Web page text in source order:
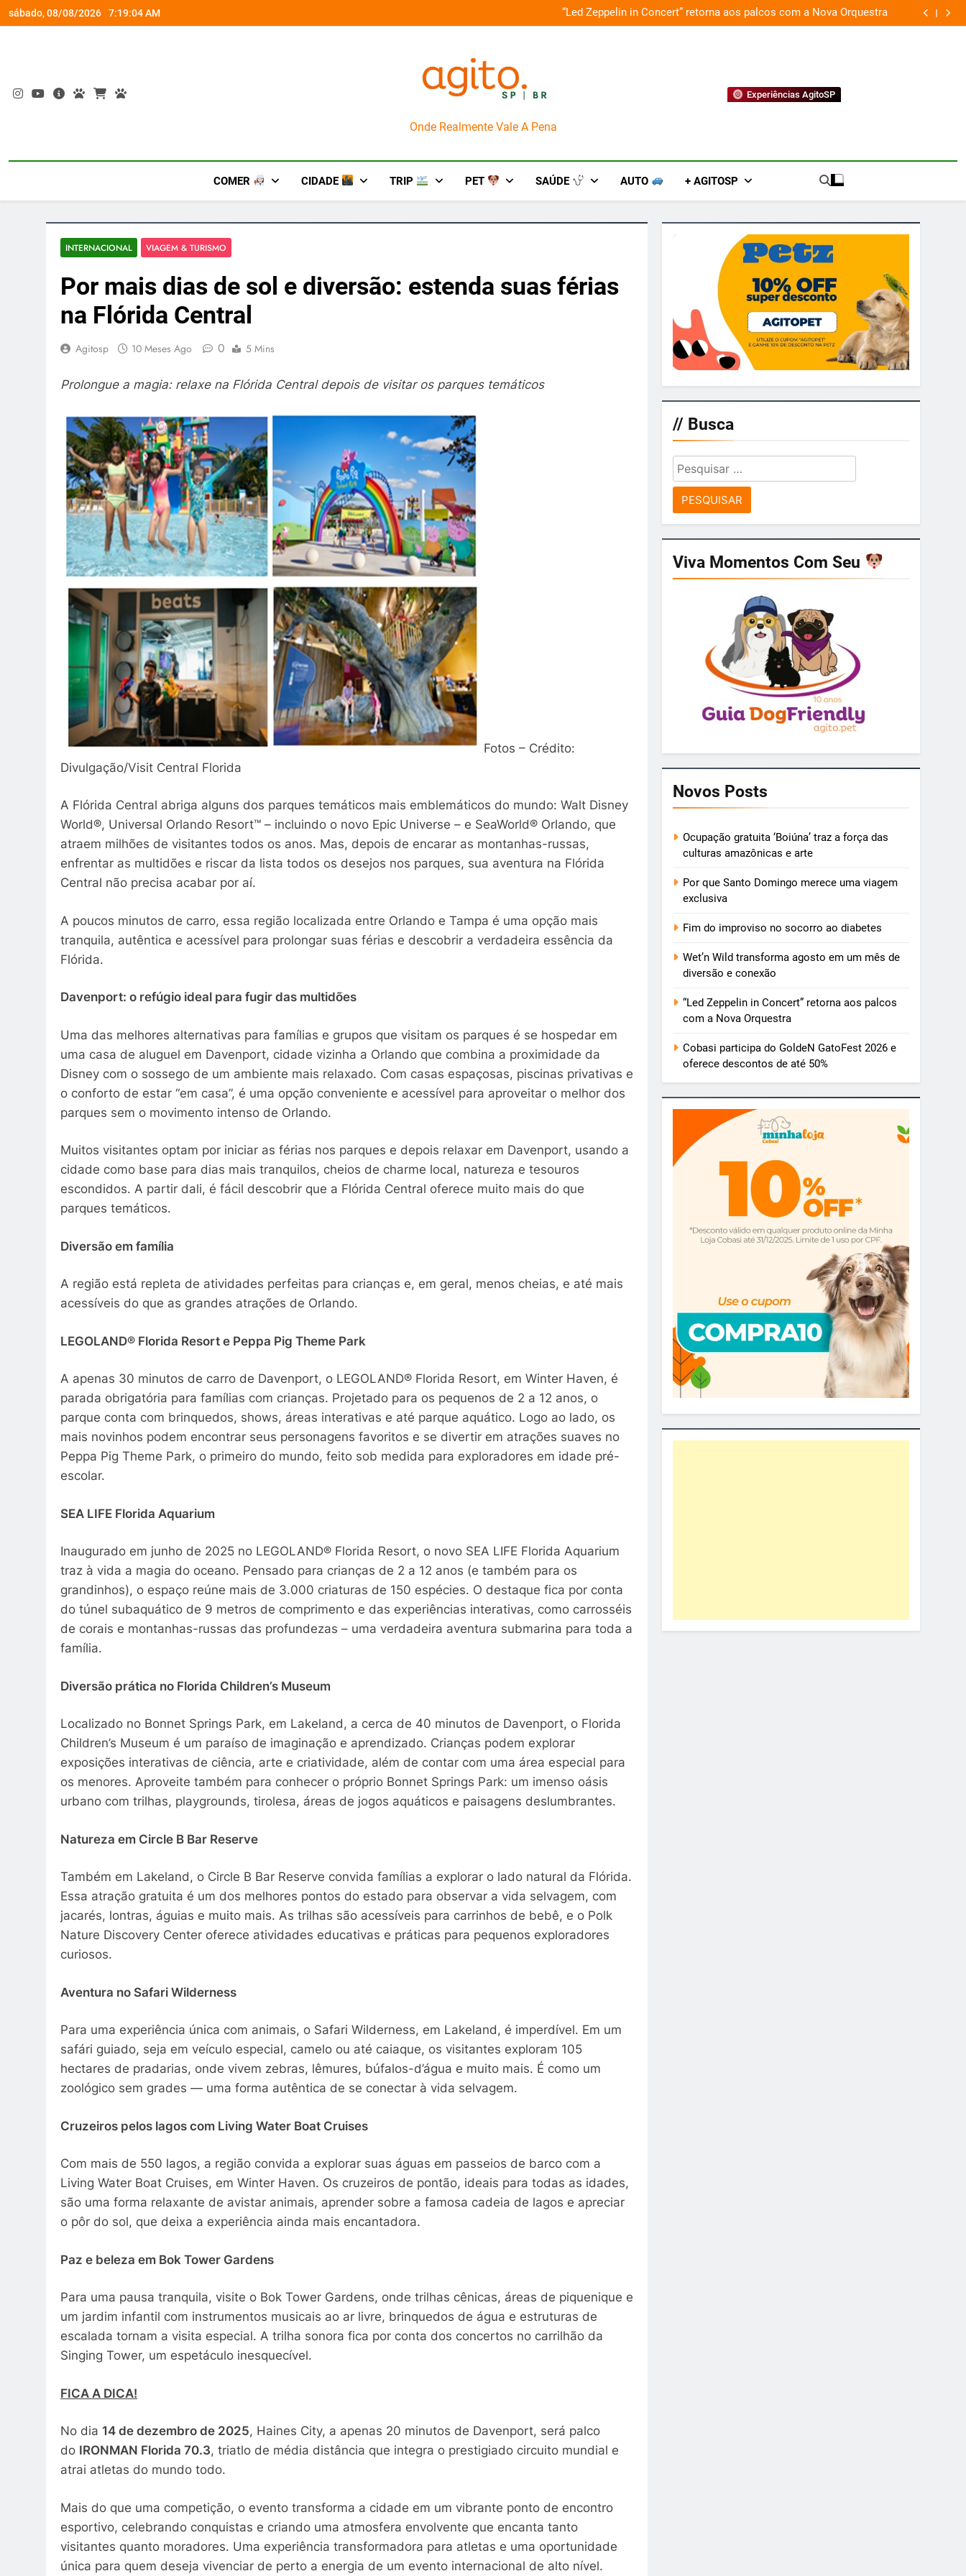
Skip
to
sábado, 08/08/2026 7:19:05 AM
ao diabetes “Led Zeppelin in Concert” retorna aos palcos com a Nova Orquestra Cobasi
AgitoSP
Onde Realmente Vale A Pena
Experiências AgitoSP
COMER CIDADE TRIP PET SAÚDE AUTO + AGITOSP
INTERNACIONAL VIAGEM & TURISMO
Por mais dias de sol e diversão: estenda suas férias
na Flórida Central
Agitosp 10 Meses Ago 0 5 Mins
Prolongue a magia: relaxe na Flórida Central depois de visitar os parques temáticos
Fotos – Crédito:
Divulgação/Visit Central Florida
A Flórida Central abriga alguns dos parques temáticos mais emblemáticos do mundo: Walt Disney
World®, Universal Orlando Resort™ – incluindo o novo Epic Universe – e SeaWorld® Orlando, que
atraem milhões de visitantes todos os anos. Mas, depois de encarar as montanhas-russas,
enfrentar as multidões e riscar da lista todos os desejos nos parques, sua aventura na Flórida
Central não precisa acabar por aí.
A poucos minutos de carro, essa região localizada entre Orlando e Tampa é uma opção mais
tranquila, autêntica e acessível para prolongar suas férias e descobrir a verdadeira essência da
Flórida.
Davenport: o refúgio ideal para fugir das multidões
Uma das melhores alternativas para famílias e grupos que visitam os parques é se hospedar em
uma casa de aluguel em Davenport, cidade vizinha a Orlando que combina a proximidade da
Disney com o sossego de um ambiente mais relaxado. Com casas espaçosas, piscinas privativas e
o conforto de estar “em casa”, é uma opção conveniente e acessível para aproveitar o melhor dos
parques sem o movimento intenso de Orlando.
Muitos visitantes optam por iniciar as férias nos parques e depois relaxar em Davenport, usando a
cidade como base para dias mais tranquilos, cheios de charme local, natureza e tesouros
escondidos. A partir dali, é fácil descobrir que a Flórida Central oferece muito mais do que
parques temáticos.
Diversão em família
A região está repleta de atividades perfeitas para crianças e, em geral, menos cheias, e até mais
acessíveis do que as grandes atrações de Orlando.
LEGOLAND® Florida Resort e Peppa Pig Theme Park
A apenas 30 minutos de carro de Davenport, o LEGOLAND® Florida Resort, em Winter Haven, é
parada obrigatória para famílias com crianças. Projetado para os pequenos de 2 a 12 anos, o
parque conta com brinquedos, shows, áreas interativas e até parque aquático. Logo ao lado, os
mais novinhos podem encontrar seus personagens favoritos e se divertir em atrações suaves no
Peppa Pig Theme Park, o primeiro do mundo, feito sob medida para exploradores em idade pré-
escolar.
SEA LIFE Florida Aquarium
Inaugurado em junho de 2025 no LEGOLAND® Florida Resort, o novo SEA LIFE Florida Aquarium
traz à vida a magia do oceano. Pensado para crianças de 2 a 12 anos (e também para os
grandinhos), o espaço reúne mais de 3.000 criaturas de 150 espécies. O destaque fica por conta
do túnel subaquático de 9 metros de comprimento e das experiências interativas, como carrosséis
de corais e montanhas-russas das profundezas – uma verdadeira aventura submarina para toda a
família.
Diversão prática no Florida Children’s Museum
Localizado no Bonnet Springs Park, em Lakeland, a cerca de 40 minutos de Davenport, o Florida
Children’s Museum é um paraíso de imaginação e aprendizado. Crianças podem explorar
exposições interativas de ciência, arte e criatividade, além de contar com uma área especial para
os menores. Aproveite também para conhecer o próprio Bonnet Springs Park: um imenso oásis
urbano com trilhas, playgrounds, tirolesa, áreas de jogos aquáticos e paisagens deslumbrantes.
Natureza em Circle B Bar Reserve
Também em Lakeland, o Circle B Bar Reserve convida famílias a explorar o lado natural da Flórida.
Essa atração gratuita é um dos melhores pontos do estado para observar a vida selvagem, com
jacarés, lontras, águias e muito mais. As trilhas são acessíveis para carrinhos de bebê, e o Polk
Nature Discovery Center oferece atividades educativas e práticas para pequenos exploradores
curiosos.
Aventura no Safari Wilderness
Para uma experiência única com animais, o Safari Wilderness, em Lakeland, é imperdível. Em um
safári guiado, seja em veículo especial, camelo ou até caiaque, os visitantes exploram 105
hectares de pradarias, onde vivem zebras, lêmures, búfalos-d’água e muito mais. É como um
zoológico sem grades — uma forma autêntica de se conectar à vida selvagem.
Cruzeiros pelos lagos com Living Water Boat Cruises
Com mais de 550 lagos, a região convida a explorar suas águas em passeios de barco com a
Living Water Boat Cruises, em Winter Haven. Os cruzeiros de pontão, ideais para todas as idades,
são uma forma relaxante de avistar animais, aprender sobre a famosa cadeia de lagos e apreciar
o pôr do sol, que deixa a experiência ainda mais encantadora.
Paz e beleza em Bok Tower Gardens
Para uma pausa tranquila, visite o Bok Tower Gardens, onde trilhas cênicas, áreas de piquenique e
um jardim infantil com instrumentos musicais ao ar livre, brinquedos de água e estruturas de
escalada tornam a visita especial. A trilha sonora fica por conta dos concertos no carrilhão da
Singing Tower, um espetáculo inesquecível.
FICA A DICA!
No dia 14 de dezembro de 2025, Haines City, a apenas 20 minutos de Davenport, será palco
do IRONMAN Florida 70.3, triatlo de média distância que integra o prestigiado circuito mundial e
atrai atletas do mundo todo.
Mais do que uma competição, o evento transforma a cidade em um vibrante ponto de encontro
esportivo, celebrando conquistas e criando uma atmosfera envolvente que encanta tanto
visitantes quanto moradores. Uma experiência transformadora para atletas e uma oportunidade
única para quem deseja vivenciar de perto a energia de um evento internacional de alto nível.
// Busca
Pesquisar
por:
Viva Momentos Com Seu
Novos Posts
Ocupação gratuita ‘Boiúna’ traz a força das
culturas amazônicas e arte
Por que Santo Domingo merece uma viagem
exclusiva
Fim do improviso no socorro ao diabetes
Wet’n Wild transforma agosto em um mês de
diversão e conexão
“Led Zeppelin in Concert” retorna aos palcos
com a Nova Orquestra
Cobasi participa do GoldeN GatoFest 2026 e
oferece descontos de até 50%